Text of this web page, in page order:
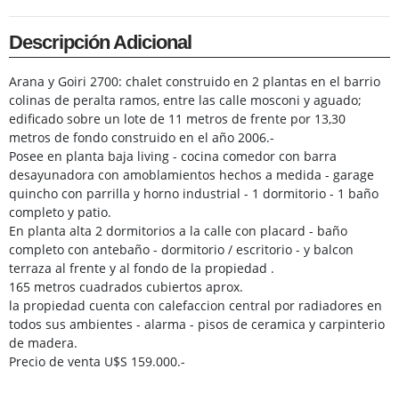
Descripción Adicional
Arana y Goiri 2700: chalet construido en 2 plantas en el barrio
colinas de peralta ramos, entre las calle mosconi y aguado;
edificado sobre un lote de 11 metros de frente por 13,30
metros de fondo construido en el año 2006.-
Posee en planta baja living - cocina comedor con barra
desayunadora con amoblamientos hechos a medida - garage
quincho con parrilla y horno industrial - 1 dormitorio - 1 baño
completo y patio.
En planta alta 2 dormitorios a la calle con placard - baño
completo con antebaño - dormitorio / escritorio - y balcon
terraza al frente y al fondo de la propiedad .
165 metros cuadrados cubiertos aprox.
la propiedad cuenta con calefaccion central por radiadores en
todos sus ambientes - alarma - pisos de ceramica y carpinterio
de madera.
Precio de venta U$S 159.000.-